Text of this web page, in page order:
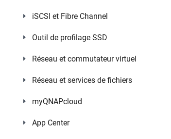
iSCSI et Fibre Channel
Outil de profilage SSD
Réseau et commutateur virtuel
Réseau et services de fichiers
myQNAPcloud
App Center